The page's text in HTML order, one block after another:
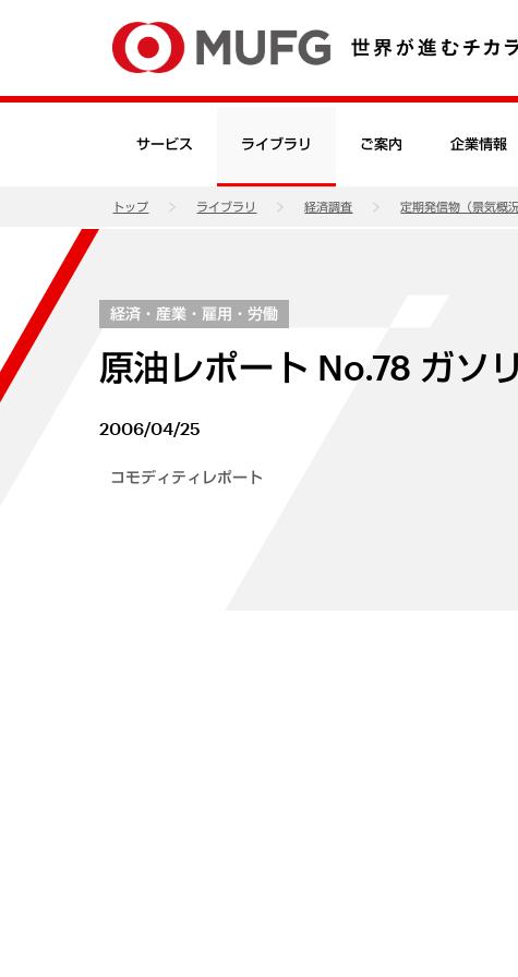
サービス ライブラリ ご案内 企業情報
トップ ライブラリ 経済調査 定期発信物（景気概況
経済・産業・雇用・労働
原油レポート No.78 ガソ
2006/04/25
コモディティレポート